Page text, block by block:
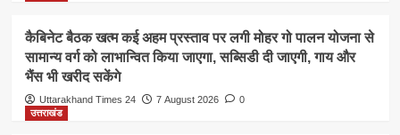
कैबिनेट बैठक खत्म कई अहम प्रस्ताव पर लगी मोहर गो पालन योजना से
सामान्य वर्ग को लाभान्वित किया जाएगा, सब्सिडी दी जाएगी, गाय और
भैंस भी खरीद सकेंगे
Uttarakhand Times 24 7 August 2026
0
उत्तराखंड